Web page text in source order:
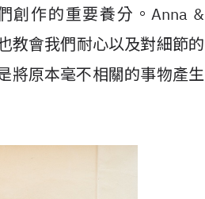
創作的重要養分。Anna &
教會我們耐心以及對細節的
將原本毫不相關的事物產生